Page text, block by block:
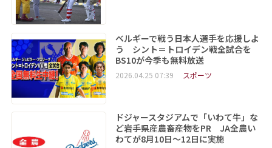
ベルギーで戦う日本人選手を応援しよ
う シント＝トロイデン戦全試合を
BS10が今季も無料放送
2026.04.25 07:39 スポーツ
ドジャースタジアムで「いわて牛」な
ど岩手県産農畜産物をPR JA全農い
わてが8月10日～12日に実施